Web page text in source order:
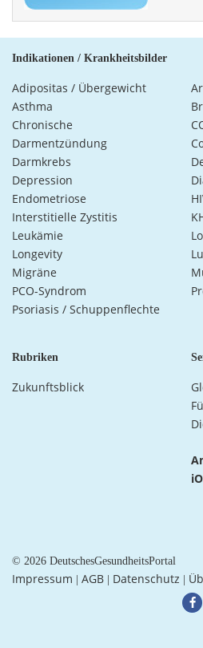
Indikationen / Krankheitsbilder
Adipositas / Übergewicht
Asthma
Chronische
Darmentzündung
Darmkrebs
Depression
Endometriose
Interstitielle Zystitis
Leukämie
Longevity
Migräne
PCO-Syndrom
Psoriasis / Schuppenflechte
Rubriken
Zukunftsblick
© 2026 DeutschesGesundheitsPortal
Impressum AGB Datenschutz